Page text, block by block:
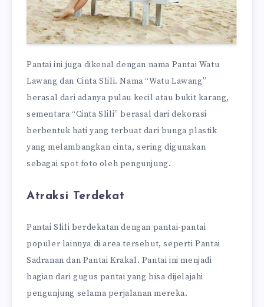
Pantai ini juga dikenal dengan nama Pantai Watu
Lawang dan Cinta Slili. Nama “Watu Lawang”
berasal dari adanya pulau kecil atau bukit karang,
sementara “Cinta Slili” berasal dari dekorasi
berbentuk hati yang terbuat dari bunga plastik
yang melambangkan cinta, sering digunakan
sebagai spot foto oleh pengunjung.
Atraksi Terdekat
Pantai Slili berdekatan dengan pantai-pantai
populer lainnya di area tersebut, seperti Pantai
Sadranan dan Pantai Krakal. Pantai ini menjadi
bagian dari gugus pantai yang bisa dijelajahi
pengunjung selama perjalanan mereka.